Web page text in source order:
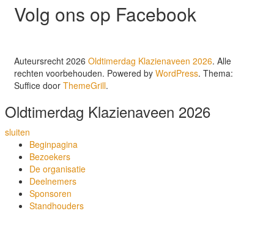
Volg ons op Facebook
Auteursrecht 2026 Oldtimerdag Klazienaveen 2026. Alle
rechten voorbehouden. Powered by WordPress. Thema:
Suffice door ThemeGrill.
Oldtimerdag Klazienaveen 2026
sluiten
Beginpagina
Bezoekers
De organisatie
Deelnemers
Sponsoren
Standhouders